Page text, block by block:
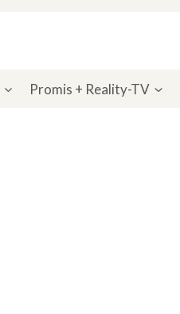
Promis + Reality-TV